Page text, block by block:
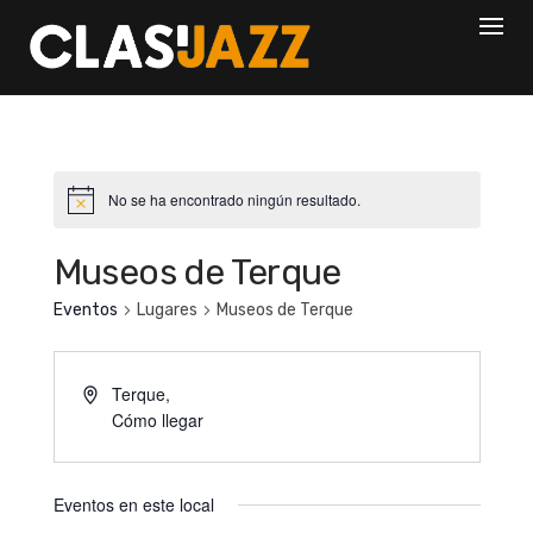
content
No se ha encontrado ningún resultado.
Museos de Terque
Eventos Lugares Museos de Terque
Terque,
Cómo llegar
Eventos en este local